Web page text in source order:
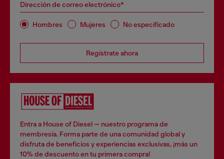
Dirección de correo electrónico*
Hombres Mujeres No especificado
Regístrate ahora
Entra a House of Diesel — nuestro programa de
membresía. Forma parte de una comunidad global y
disfruta de beneficios y experiencias exclusivas, ¡más un
10% de descuento en tu primera compra!